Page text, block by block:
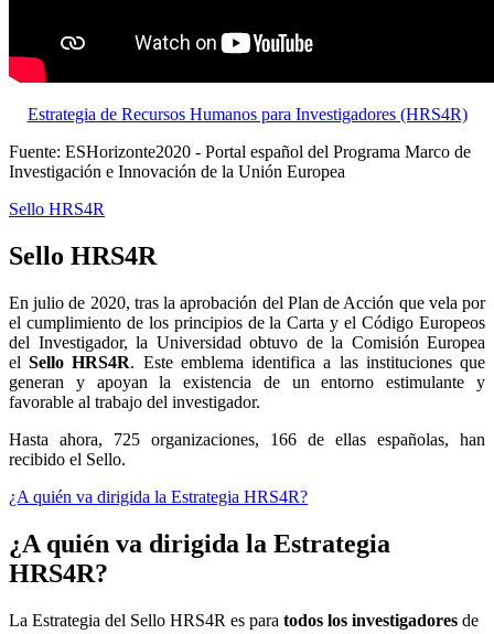
Estrategia de Recursos Humanos para Investigadores (HRS4R)
Fuente: ESHorizonte2020 - Portal español del Programa Marco de
Investigación e Innovación de la Unión Europea
Sello HRS4R
Sello HRS4R
En julio de 2020, tras la aprobación del Plan de Acción que vela por
el cumplimiento de los principios de la Carta y el Código Europeos
del Investigador, la Universidad obtuvo de la Comisión Europea
elSello HRS4R. Este emblema identifica a las instituciones que
generan y apoyan la existencia de un entorno estimulante y
favorable al trabajo del investigador.
Hasta ahora, 725 organizaciones, 166 de ellas españolas, han
recibido el Sello.
¿A quién va dirigida la Estrategia HRS4R?
¿A quién va dirigida la Estrategia
HRS4R?
La Estrategia del Sello HRS4R es para todos los investigadores de